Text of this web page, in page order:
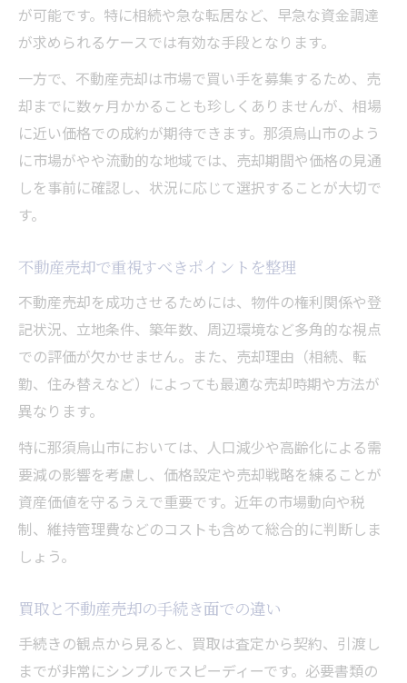
が可能です。特に相続や急な転居など、早急な資金調達
が求められるケースでは有効な手段となります。
一方で、不動産売却は市場で買い手を募集するため、売
却までに数ヶ月かかることも珍しくありませんが、相場
に近い価格での成約が期待できます。那須烏山市のよう
に市場がやや流動的な地域では、売却期間や価格の見通
しを事前に確認し、状況に応じて選択することが大切で
す。
不動産売却で重視すべきポイントを整理
不動産売却を成功させるためには、物件の権利関係や登
記状況、立地条件、築年数、周辺環境など多角的な視点
での評価が欠かせません。また、売却理由（相続、転
勤、住み替えなど）によっても最適な売却時期や方法が
異なります。
特に那須烏山市においては、人口減少や高齢化による需
要減の影響を考慮し、価格設定や売却戦略を練ることが
資産価値を守るうえで重要です。近年の市場動向や税
制、維持管理費などのコストも含めて総合的に判断しま
しょう。
買取と不動産売却の手続き面での違い
手続きの観点から見ると、買取は査定から契約、引渡し
までが非常にシンプルでスピーディーです。必要書類の